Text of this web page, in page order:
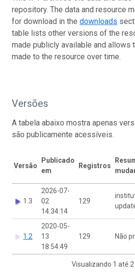
repository. The data and resource
for download in the downloads
table lists other versions of the
made publicly available and allows
made to the resource over time.
Versões
A tabela abaixo mostra apenas
são publicamente acessíveis.
Versão
Publicado
em
Registros
1.3
2026-07-
02
14:34:14
129
1.2
2020-05-
13
18:54:49
129 Não
Visualizando 1 até 2